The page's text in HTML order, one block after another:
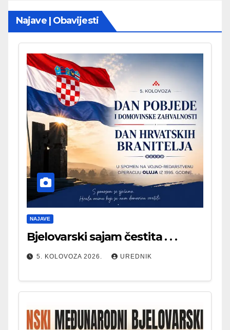
Najave | Obavijesti
NAJAVE
Bjelovarski sajam čestita . . .
5. KOLOVOZA 2026. UREDNIK